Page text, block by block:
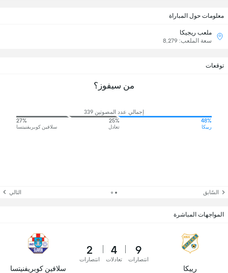
معلومات حول المباراة
ملعب ريجيكا
سعة الملعب: 8,279
توقعات
من سيفوز؟
إجمالي عدد المصوتين 339
48%
رييكا
25%
تعادل
27%
سلافين كوبريفنيتسا
السّابق التالي
المواجهات المباشرة
رييكا
9
انتصارات
4
تعادلات
2
انتصارات
سلافين كوبريفنيتسا